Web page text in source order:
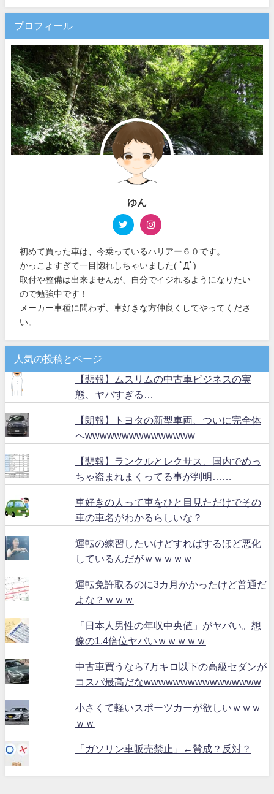
プロフィール
ゆん
初めて買った車は、今乗っているハリアー６０です。
かっこよすぎて一目惚れしちゃいました( ﾟДﾟ)
取付や整備は出来ませんが、自分でイジれるようになりたい
ので勉強中です！
メーカー車種に問わず、車好きな方仲良くしてやってくださ
い。
人気の投稿とページ
【悲報】ムスリムの中古車ビジネスの実
態、ヤバすぎる…
【朗報】トヨタの新型車両、ついに完全体
へwwwwwwwwwwwwwww
【悲報】ランクルとレクサス、国内でめっ
ちゃ盗まれまくってる事が判明……
車好きの人って車をひと目見ただけでその
車の車名がわかるらしいな？
運転の練習したいけどすればするほど悪化
しているんだがｗｗｗｗｗ
運転免許取るのに3カ月かかったけど普通だ
よな？ｗｗｗ
「日本人男性の年収中央値」がヤバい。想
像の1.4倍位ヤバいｗｗｗｗｗ
中古車買うなら7万キロ以下の高級セダンが
コスパ最高だなwwwwwwwwwwwwwwww
小さくて軽いスポーツカーが欲しいｗｗｗ
ｗｗ
「ガソリン車販売禁止」←賛成？反対？